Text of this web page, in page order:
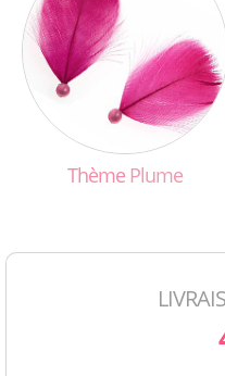
Thème Plume